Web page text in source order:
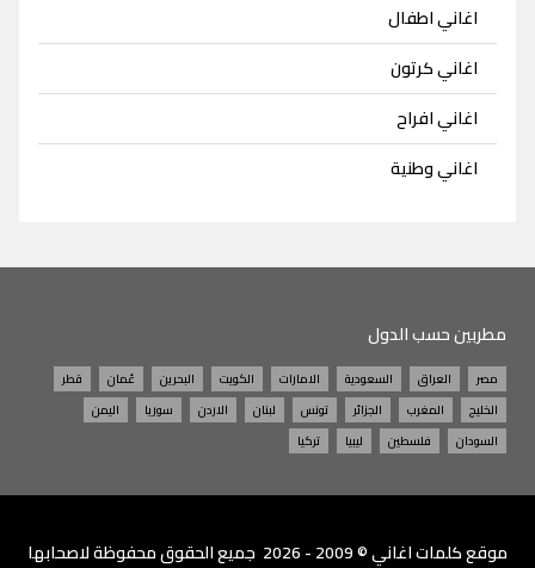
اغاني اطفال
اغاني كرتون
اغاني افراح
اغاني وطنية
مطربين حسب الدول
مصر العراق السعودية الامارات الكويت البحرين عُمان
قطر
الخليج
المغرب الجزائر تونس لبنان الاردن سوريا
اليمن
السودان
فلسطين ليبيا تركيا
موقعكلمات اغاني
© 2009 - 2026 جميع الحقوق محفوظة لاصحابها